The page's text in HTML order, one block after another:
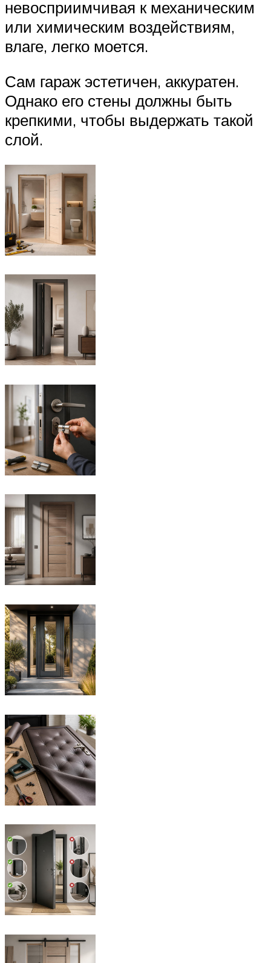
невосприимчивая к механическим
или химическим воздействиям,
влаге, легко моется.
Сам гараж эстетичен, аккуратен.
Однако его стены должны быть
крепкими, чтобы выдержать такой
слой.